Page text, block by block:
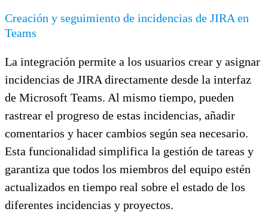
Creación y seguimiento de incidencias de JIRA en
Teams
La integración permite a los usuarios crear y asignar
incidencias de JIRA directamente desde la interfaz
de Microsoft Teams. Al mismo tiempo, pueden
rastrear el progreso de estas incidencias, añadir
comentarios y hacer cambios según sea necesario.
Esta funcionalidad simplifica la gestión de tareas y
garantiza que todos los miembros del equipo estén
actualizados en tiempo real sobre el estado de los
diferentes incidencias y proyectos.